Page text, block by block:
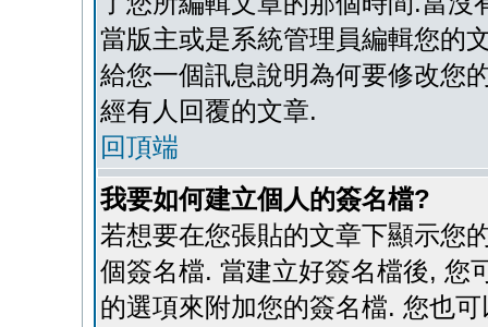
當版主或是系統管理員編輯您的
給您一個訊息說明為何要修改您
經有人回覆的文章.
回頂端
我要如何建立個人的簽名檔?
若想要在您張貼的文章下顯示您
個簽名檔. 當建立好簽名檔後,
的選項來附加您的簽名檔. 您也